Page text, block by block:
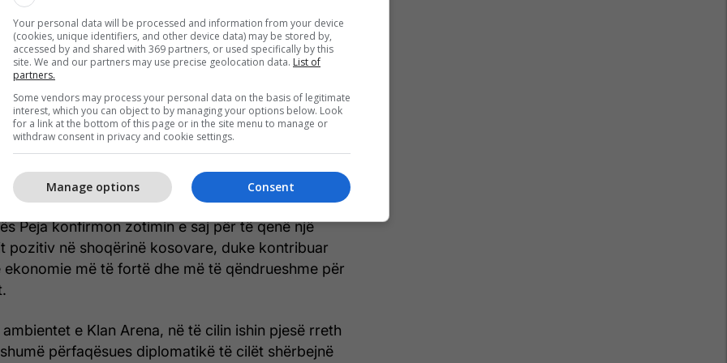
një dëshmi e qartë e aspiratave dhe strategjisë
të cilat janë të orientuara jo vetëm në ofrimin
së lartë për konsumatorët kosovarë, por
e mundësive të punësimit dhe në përmirësimin e
në vend.
Peja konfirmon zotimin e saj për të qenë një
pozitiv në shoqërinë kosovare, duke kontribuar
ekonomie më të fortë dhe më të qëndrueshme për
e Klan Arena, në të cilin ishin pjesë rreth
përfaqësues diplomatikë të cilët shërbejnë
Your personal data will be processed and information from your device
(cookies, unique identifiers, and other device data) may be stored by,
accessed by and shared with 369 partners, or used specifically by this
site. We and our partners may use precise geolocation data. List of
partners.
Some vendors may process your personal data on the basis of legitimate
interest, which you can object to by managing your options below. Look
for a link at the bottom of this page or in the site menu to manage or
withdraw consent in privacy and cookie settings.
Consent
Manage options